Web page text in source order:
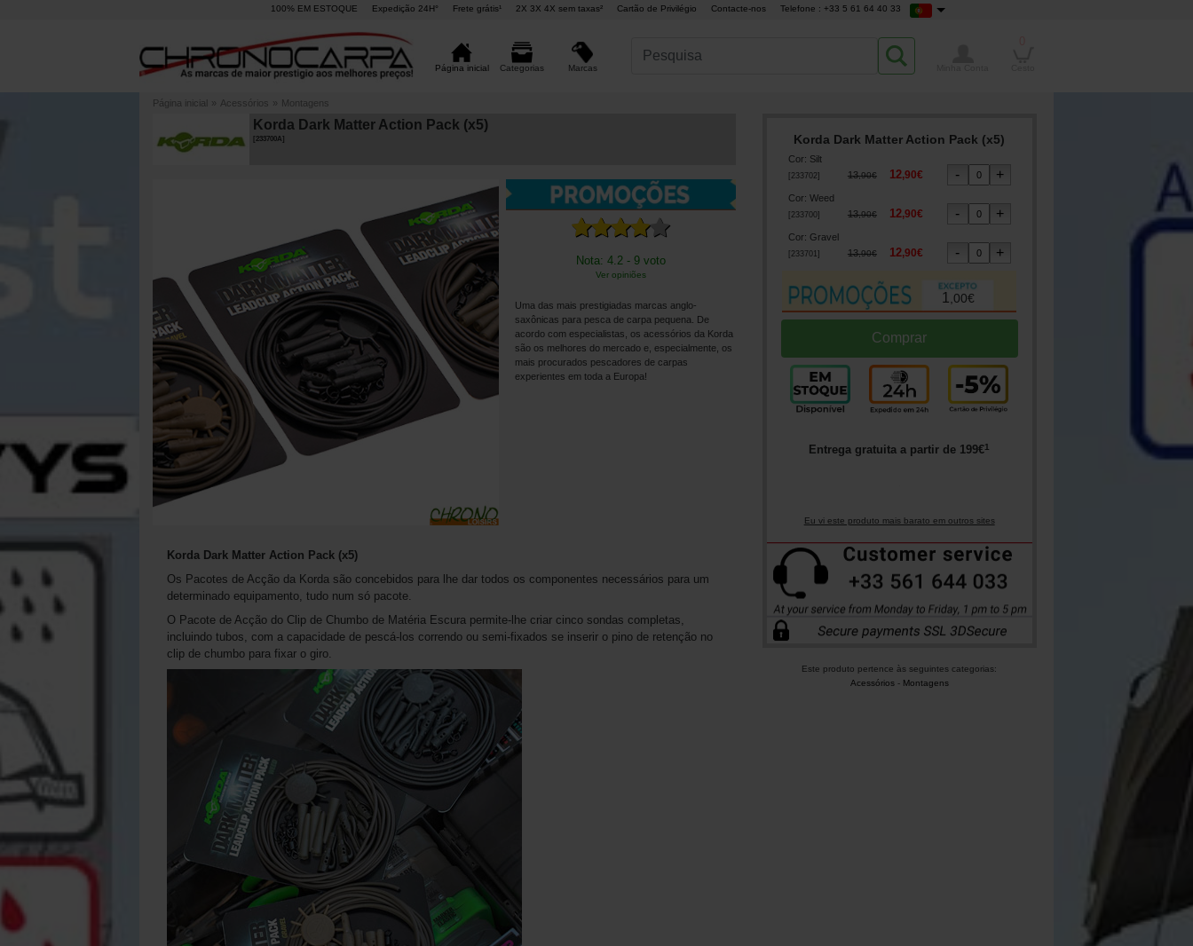
100% EM ESTOQUE Expedição 24H° Frete grátis¹ 2X 3X 4X sem taxas² Cartão de Privilégio Contacte-nos Telefone : +33 5 61 64 40 33
Página inicial Categorias Marcas
Página inicial » Acessórios » Montagens
Korda Dark Matter Action Pack (x5)
233700A]
Nota: 4.2 - 9 voto
Ver opiniões
Uma das mais prestigiadas marcas anglo-
saxônicas para pesca de carpa pequena. De
acordo com especialistas, os acessórios da Korda
são os melhores do mercado e, especialmente, os
mais procurados pescadores de carpas
experientes em toda a Europa!
Korda Dark Matter Action Pack (x5)
Cor: Silt
233702] 13,90€ 12,90€
Cor: Weed
233700] 13,90€ 12,90€
Cor: Gravel
233701 ] 13,90€ 12,90€
1 ,00€
Entrega gratuita a partir de 199€1
Eu vi este produto mais barato em outros sites
Este produto pertence às seguintes categorias:
Acessórios- Montagens
Korda Dark Matter Action Pack (x5)
Os Pacotes de Acção da Korda são concebidos para lhe dar todos os componentes necessários para um
determinado equipamento, tudo num só pacote.
O Pacote de Acção do Clip de Chumbo de Matéria Escura permite-lhe criar cinco sondas completas,
incluindo tubos, com a capacidade de pescá-los correndo ou semi-fixados se inserir o pino de retenção no
clip de chumbo para fixar o giro.